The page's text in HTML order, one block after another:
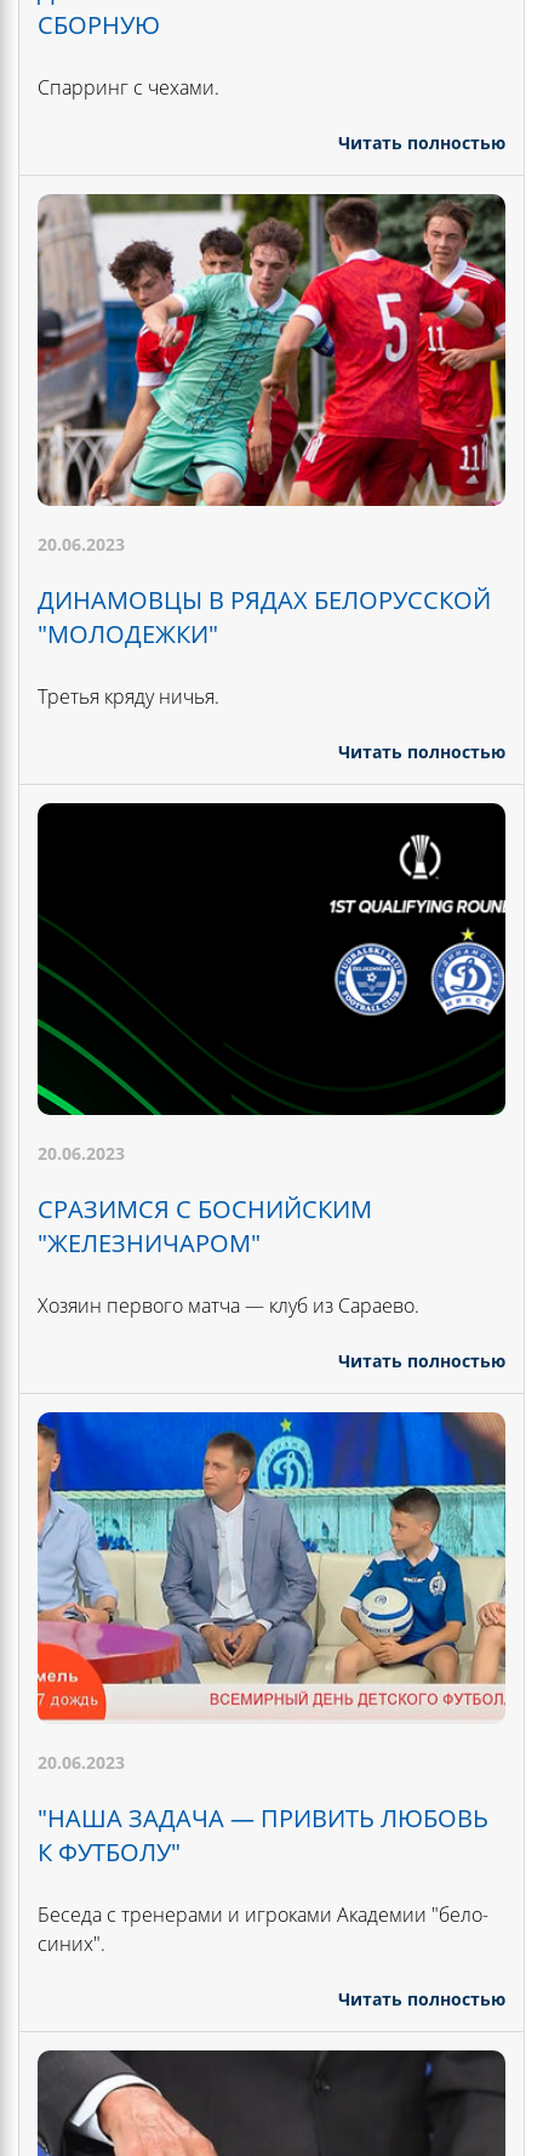
СБОРНУЮ
Спарринг с чехами.
Читать полностью
20.06.2023
ДИНАМОВЦЫ В РЯДАХ БЕЛОРУССКОЙ
"МОЛОДЕЖКИ"
Третья кряду ничья.
Читать полностью
20.06.2023
СРАЗИМСЯ С БОСНИЙСКИМ
"ЖЕЛЕЗНИЧАРОМ"
Хозяин первого матча — клуб из Сараево.
Читать полностью
20.06.2023
"НАША ЗАДАЧА — ПРИВИТЬ ЛЮБОВЬ
К ФУТБОЛУ"
Беседа с тренерами и игроками Академии "бело-
синих".
Читать полностью